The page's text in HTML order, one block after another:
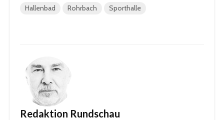
Hallenbad Rohrbach Sporthalle
Redaktion Rundschau